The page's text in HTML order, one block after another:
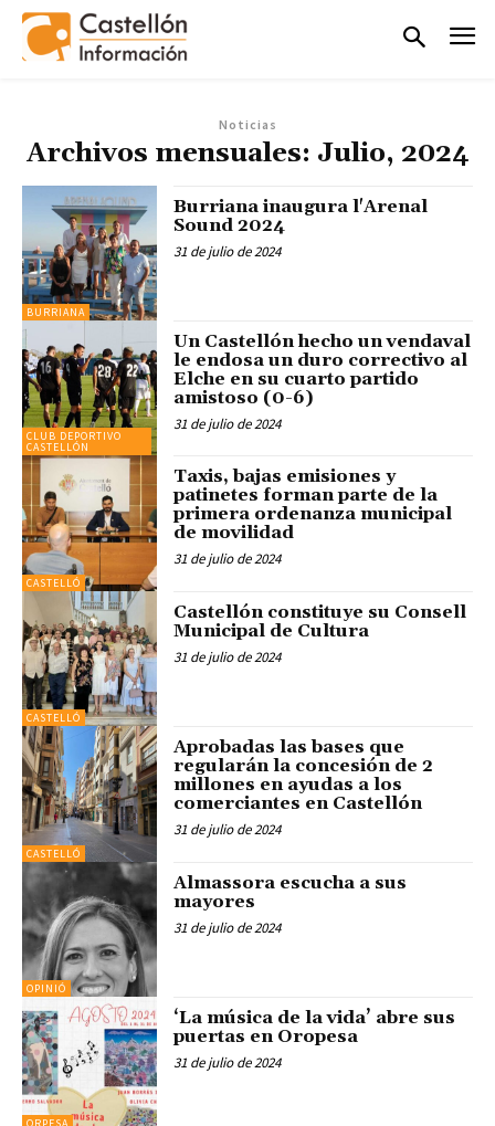
Noticias
Archivos mensuales: Julio, 2024
BURRIANA
Burriana inaugura l'Arenal
Sound 2024
31 de julio de 2024
CLUB DEPORTIVO
CASTELLÓN
Un Castellón hecho un vendaval
le endosa un duro correctivo al
Elche en su cuarto partido
amistoso (0-6)
31 de julio de 2024
CASTELLÓ
Taxis, bajas emisiones y
patinetes forman parte de la
primera ordenanza municipal
de movilidad
31 de julio de 2024
CASTELLÓ
Castellón constituye su Consell
Municipal de Cultura
31 de julio de 2024
CASTELLÓ
Aprobadas las bases que
regularán la concesión de 2
millones en ayudas a los
comerciantes en Castellón
31 de julio de 2024
OPINIÓ
Almassora escucha a sus
mayores
31 de julio de 2024
‘La música de la vida’ abre sus
puertas en Oropesa
31 de julio de 2024